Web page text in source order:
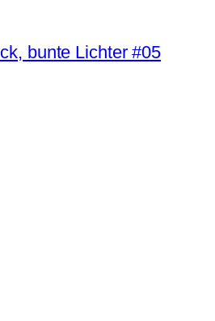
bunte Lichter #05